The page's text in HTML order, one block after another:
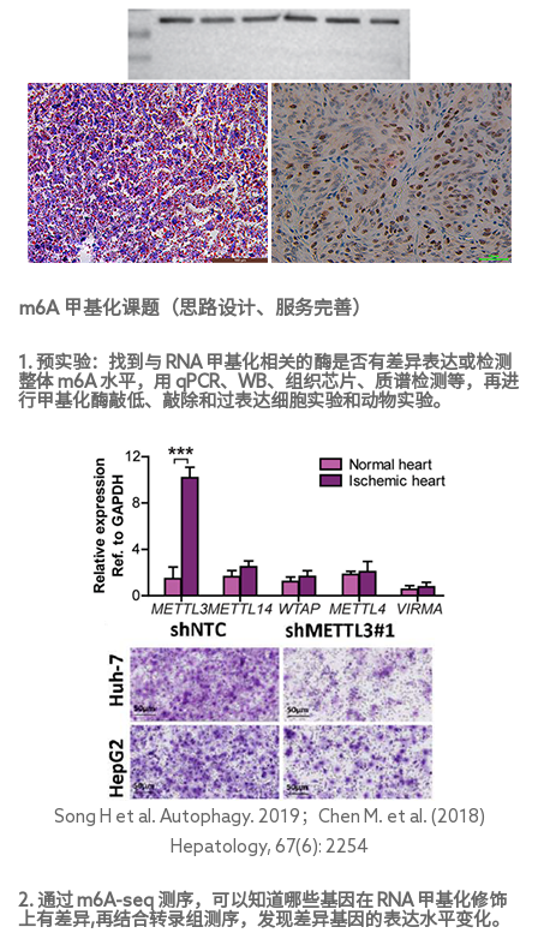
m6A 甲基化课题（思路设计、服务完善）
1. 预实验：找到与 RNA 甲基化相关的酶是否有差异表达或检测
整体 m6A 水平，用 qPCR、WB、组织芯片、质谱检测等，再进
行甲基化酶敲低、敲除和过表达细胞实验和动物实验。
Song H et al. Autophagy. 2019；Chen M. et al. (2018)
Hepatology, 67(6): 2254
2. 通过 m6A-seq 测序，可以知道哪些基因在 RNA 甲基化修饰
上有差异,再结合转录组测序，发现差异基因的表达水平变化。